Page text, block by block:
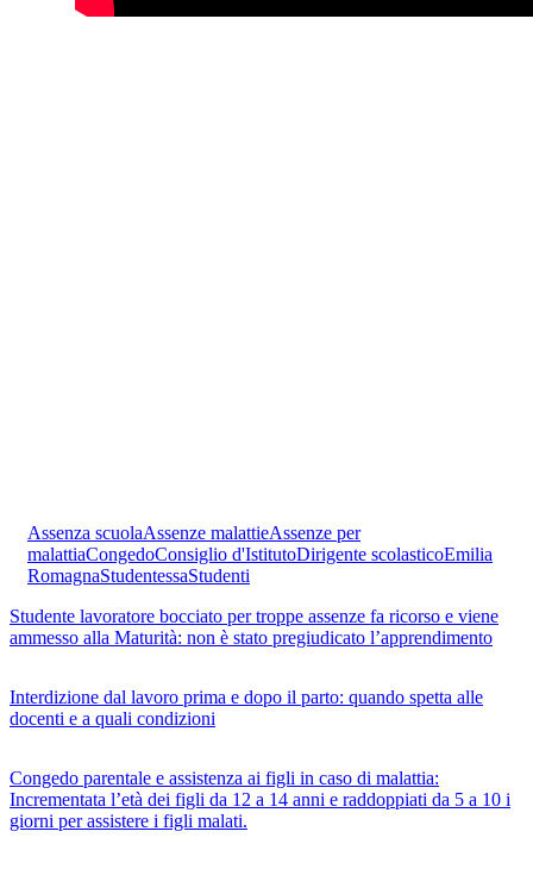
Assenza scuolaAssenze malattieAssenze per
malattiaCongedoConsiglio d'IstitutoDirigente scolasticoEmilia
RomagnaStudentessaStudenti
Studente lavoratore bocciato per troppe assenze fa ricorso e viene
ammesso alla Maturità: non è stato pregiudicato l’apprendimento
Interdizione dal lavoro prima e dopo il parto: quando spetta alle
docenti e a quali condizioni
Congedo parentale e assistenza ai figli in caso di malattia:
Incrementata l’età dei figli da 12 a 14 anni e raddoppiati da 5 a 10 i
giorni per assistere i figli malati.